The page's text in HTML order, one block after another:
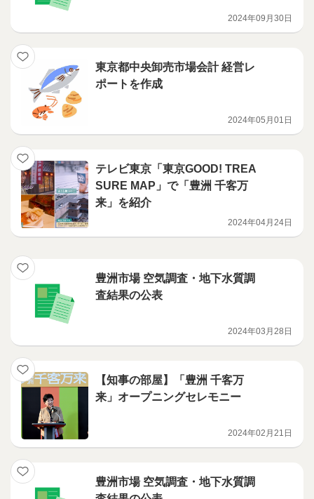
2024年09月30日
東京都中央卸売市場会計 経営レ
ポートを作成
2024年05月01日
テレビ東京「東京GOOD! TREA
SURE MAP」で「豊洲 千客万
来」を紹介
2024年04月24日
豊洲市場 空気調査・地下水質調
査結果の公表
2024年03月28日
【知事の部屋】「豊洲 千客万
来」オープニングセレモニー
2024年02月21日
豊洲市場 空気調査・地下水質調